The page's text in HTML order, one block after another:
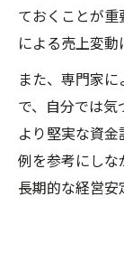
ておくことが
による売上変動
また、専門家
で、自分では気
より堅実な資
例を参考にし
長期的な経営安